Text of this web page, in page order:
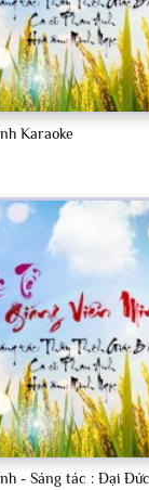
Karaoke
- Sáng tác : Đại